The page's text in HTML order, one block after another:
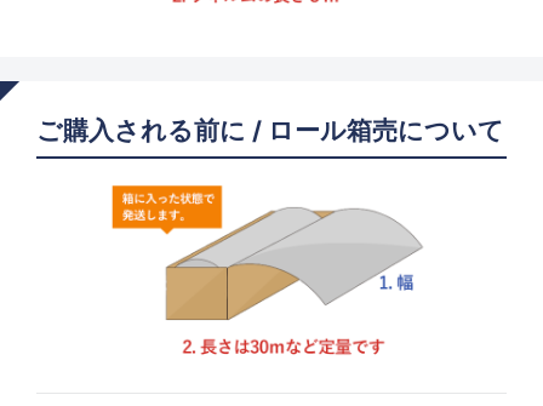
ご購入される前に / ロール箱売について